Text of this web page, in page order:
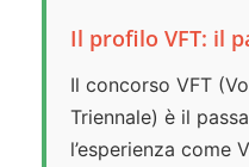
Il profilo VFT: il
Il concorso VFT
Triennale) è il
l’esperienza come